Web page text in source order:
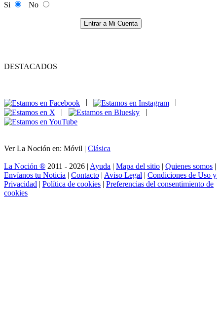
Si
No
Entrar a Mi Cuenta
DESTACADOS
|
|
Ver La Noción en: Móvil | Clásica
La Noción ® 2011 - 2026 | Ayuda | Mapa del sitio | Quienes somos |
Envíanos tu Noticia | Contacto | Aviso Legal | Condiciones de Uso y
Privacidad | Política de cookies | Preferencias del consentimiento de
cookies